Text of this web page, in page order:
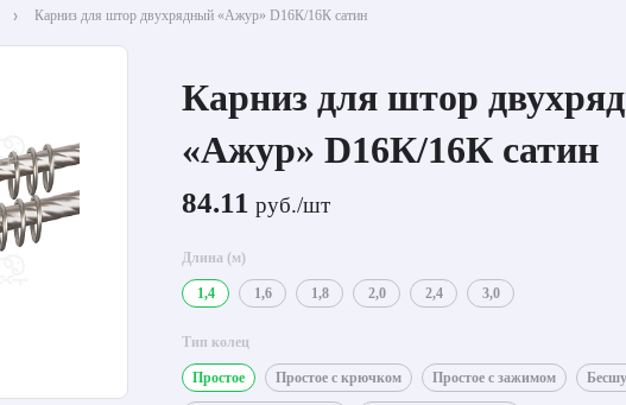
Карниз для штор двухрядный «Ажур» D16К/16К сатин
Карниз для штор
«Ажур» D16К/16К сатин
84.11 руб./шт
Длина (м)
1,4 1,6 1,8 2,0 2,4 3,0
Тип колец
Простое Простое с крючком Простое с зажимом